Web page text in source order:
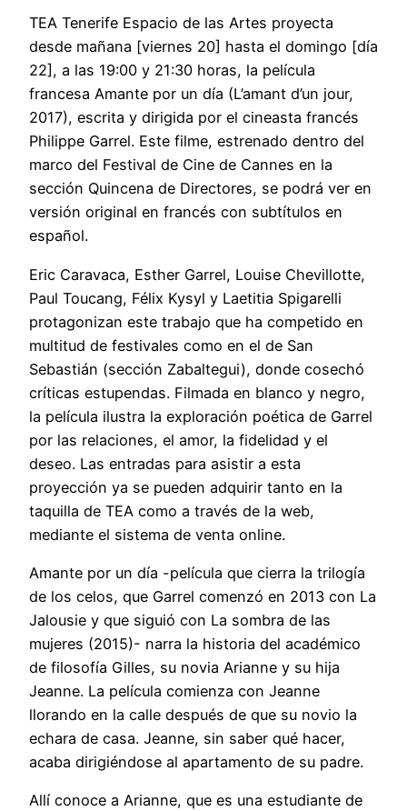
TEA Tenerife Espacio de las Artes proyecta
desde mañana [viernes 20] hasta el domingo [día
22], a las 19:00 y 21:30 horas, la película
francesa Amante por un día (L’amant d’un jour,
2017), escrita y dirigida por el cineasta francés
Philippe Garrel. Este filme, estrenado dentro del
marco del Festival de Cine de Cannes en la
sección Quincena de Directores, se podrá ver en
versión original en francés con subtítulos en
español.
Eric Caravaca, Esther Garrel, Louise Chevillotte,
Paul Toucang, Félix Kysyl y Laetitia Spigarelli
protagonizan este trabajo que ha competido en
multitud de festivales como en el de San
Sebastián (sección Zabaltegui), donde cosechó
críticas estupendas. Filmada en blanco y negro,
la película ilustra la exploración poética de Garrel
por las relaciones, el amor, la fidelidad y el
deseo. Las entradas para asistir a esta
proyección ya se pueden adquirir tanto en la
taquilla de TEA como a través de la web,
mediante el sistema de venta online.
Amante por un día -película que cierra la trilogía
de los celos, que Garrel comenzó en 2013 con La
Jalousie y que siguió con La sombra de las
mujeres (2015)- narra la historia del académico
de filosofía Gilles, su novia Arianne y su hija
Jeanne. La película comienza con Jeanne
llorando en la calle después de que su novio la
echara de casa. Jeanne, sin saber qué hacer,
acaba dirigiéndose al apartamento de su padre.
Allí conoce a Arianne, que es una estudiante de